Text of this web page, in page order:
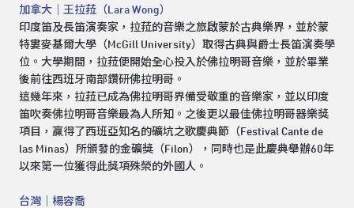
加拿大｜王拉菈（Lara Wong）
印度笛及長笛演奏家，拉菈的音樂之旅啟蒙於古典樂界，並於蒙
特婁麥基爾大學（McGill University）取得古典與爵士長笛演奏學
位。大學期間，拉菈便開始全心投入於佛拉明哥音樂，並於畢業
後前往西班牙南部鑽研佛拉明哥。
這幾年來，拉菈已成為佛拉明哥界備受敬重的音樂家，並以印度
笛吹奏佛拉明哥音樂最為人所知。之後更以最佳佛拉明哥器樂獎
項目，贏得了西班亞知名的礦坑之歌慶典節（Festival Cante de
las Minas）所頒發的金礦獎（Filon），同時也是此慶典舉辦60年
以來第一位獲得此獎項殊榮的外國人。
台灣｜楊容喬